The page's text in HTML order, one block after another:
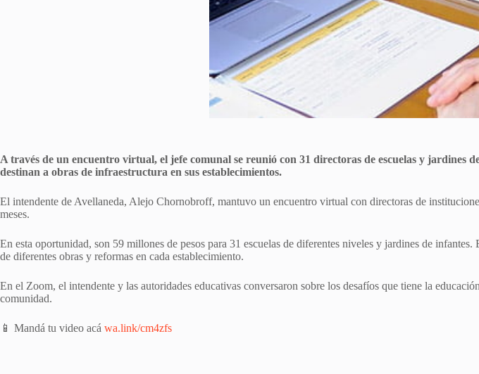
A través de un encuentro virtual, el jefe comunal se reunió con 31 directoras de escuelas y jardines
destinan a obras de infraestructura en sus establecimientos.
El intendente de Avellaneda, Alejo Chornobroff, mantuvo un encuentro virtual con directoras de
meses.
En esta oportunidad, son 59 millones de pesos para 31 escuelas de diferentes niveles y jardines de
de diferentes obras y reformas en cada establecimiento.
En el Zoom, el intendente y las autoridades educativas conversaron sobre los desafíos que tiene la
comunidad.
📱 Mandá tu video acá wa.link/cm4zfs